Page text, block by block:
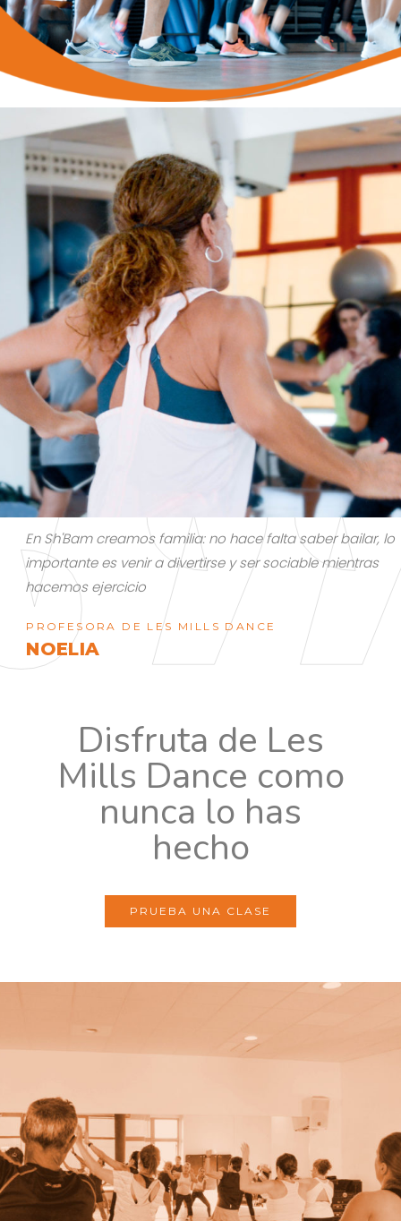
En Sh'Bam creamos familia: no hace falta saber bailar, lo
importante es venir a divertirse y ser sociable mientras
hacemos ejercicio
PROFESORA DE LES MILLS DANCE
NOELIA
Disfruta de Les
Mills Dance como
nunca lo has
hecho
PRUEBA UNA CLASE